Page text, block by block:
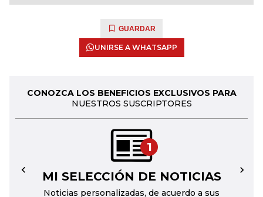
GUARDAR
UNIRSE A WHATSAPP
CONOZCA LOS BENEFICIOS EXCLUSIVOS PARA
NUESTROS SUSCRIPTORES
1
MI SELECCIÓN DE NOTICIAS
Noticias personalizadas, de acuerdo a sus
← →